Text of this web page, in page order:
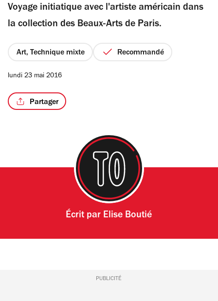
5
étoiles
Voyage initiatique avec l'artiste américain dans
la collection des Beaux-Arts de Paris.
Art, Technique mixte Recommandé
lundi 23 mai 2016
Partager
Écrit par Elise Boutié
PUBLICITÉ